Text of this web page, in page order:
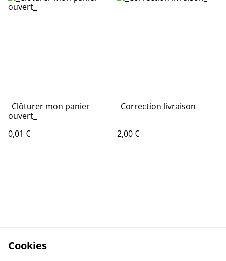
_Clôturer mon panier
ouvert_
0,01 €
_Correction livraison_
2,00 €
Cookies